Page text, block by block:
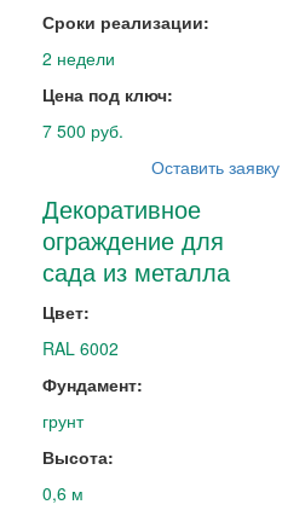
Сроки реализации:
2 недели
Цена под ключ:
7 500 руб.
Оставить заявку
Декоративное
ограждение для
сада из металла
Цвет:
RAL 6002
Фундамент:
грунт
Высота:
0,6 м